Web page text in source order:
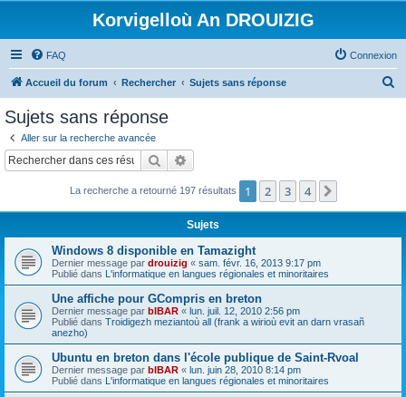
Korvigelloù An DROUIZIG
FAQ Connexion
Accueil du forum Rechercher Sujets sans réponse
c
Sujets sans réponse
Aller sur la recherche avancée
Rechercher
La recherche a retourné 197 résultats 1 2 3 4
Sujets
Windows 8 disponible en Tamazight
Dernier message par drouizig « sam. févr. 16, 2013 9:17 pm
Publié dans L'informatique en langues régionales et minoritaires
Une affiche pour GCompris en breton
Dernier message par bIBAR « lun. juil. 12, 2010 2:56 pm
Publié dans Troidigezh meziantoù all (frank a wirioù evit an darn vrasañ
anezho)
Ubuntu en breton dans l'école publique de Saint-Rvoal
Dernier message par bIBAR « lun. juin 28, 2010 8:14 pm
Publié dans L'informatique en langues régionales et minoritaires